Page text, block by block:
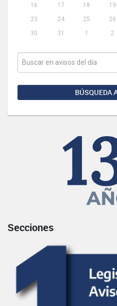
16
17 18 19
23
24 25 26
30
31 1 2
BÚSQUEDA
Secciones